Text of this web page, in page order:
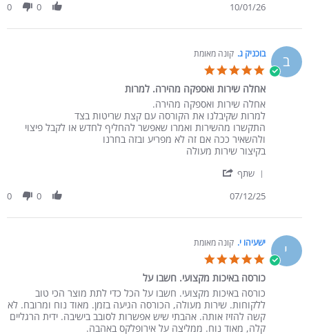
10/01/26
0
0
ב בוכניק ג. קונה מאומת
אחלה שירות ואספקה מהירה. למרות
Review by בוכניק ג. on 7 Dec 2025
review stating אחלה שירות ואספקה מהירה. למרות
אחלה שירות ואספקה מהירה.
למרות שקיבלנו את הקורסה עם קצת שריטות בצד
התקשרו מהשירות ואמרו שאפשר להחליף לחדש או לקבל פיצוי
ולהשאיר ככה אם זה לא מפריע ובזה בחרנו
בקיצור שירות מעולה
שתף
07/12/25
0
0
י ישעיהו י. קונה מאומת
כורסה באיכות מקצועי. חשבו על
Review by ישעיהו י. on 20 Sep 2025
review stating כורסה באיכות מקצועי. חשבו על
כורסה באיכות מקצועי. חשבו על הכל כדי לתת מוצר הכי טוב
ללקוחות. שירות מעולה, הכורסה הגיעה בזמן. מאוד נוח ומרובח. לא
קשה להזיז אותה. אהבתי שיש אפשרות לסובב בישיבה. ידית הרגליים
קלה, מאוד נוח. ממליצה על אירופלקס באהבה.